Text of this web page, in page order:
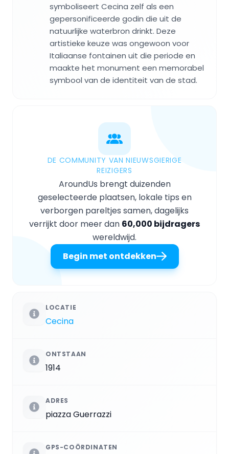
symboliseert Cecina zelf als een
gepersonificeerde godin die uit de
natuurlijke waterbron drinkt. Deze
artistieke keuze was ongewoon voor
Italiaanse fontainen uit die periode en
maakte het monument een memorabel
symbool van de identiteit van de stad.
DE COMMUNITY VAN NIEUWSGIERIGE
REIZIGERS
AroundUs brengt duizenden
geselecteerde plaatsen, lokale tips en
verborgen pareltjes samen, dagelijks
verrijkt door meer dan 60,000 bijdragers
wereldwijd.
Begin met ontdekken
LOCATIE
Cecina
ONTSTAAN
1914
ADRES
piazza Guerrazzi
GPS-COÖRDINATEN